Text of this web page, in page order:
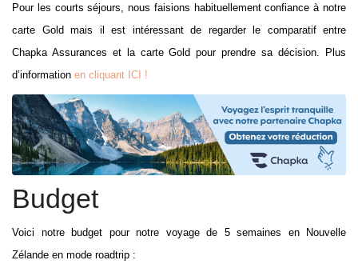
Pour les courts séjours, nous faisions habituellement confiance à notre
carte Gold mais il est intéressant de regarder le comparatif entre
Chapka Assurances et la carte Gold pour prendre sa décision. Plus
d’information en cliquant ICI !
Budget
Voici notre budget pour notre voyage de 5 semaines en Nouvelle
Zélande en mode roadtrip :